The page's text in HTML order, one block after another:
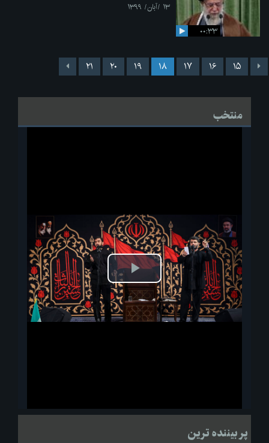
۰۰:۳۳
۱۳ /آبان/ ۱۳۹۹
۱۵ ۱۶ ۱۷ ۱۸ ۱۹ ۲۰ ۲۱
منتخب
پخش
ویدیو
لحظاتی از قرائت زیارت اربعین امام حسین(ع) در مراسم عزاداری هیئات
پر بیننده ترین